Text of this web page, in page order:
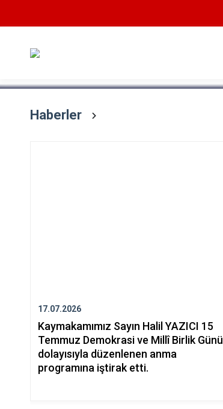
Haberler
17.07.2026
Kaymakamımız Sayın Halil YAZICI 15
Temmuz Demokrasi ve Millî Birlik Günü
dolayısıyla düzenlenen anma
programına iştirak etti.